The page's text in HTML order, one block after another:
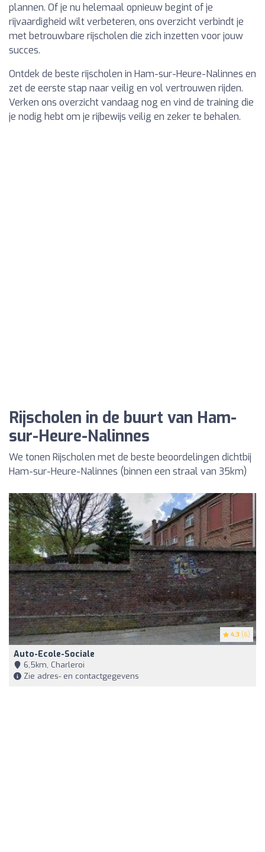
plannen. Of je nu helemaal opnieuw begint of je
rijvaardigheid wilt verbeteren, ons overzicht verbindt je
met betrouwbare rijscholen die zich inzetten voor jouw
succes.
Ontdek de beste rijscholen in Ham-sur-Heure-Nalinnes en
zet de eerste stap naar veilig en vol vertrouwen rijden.
Verken ons overzicht vandaag nog en vind de training die
je nodig hebt om je rijbewijs veilig en zeker te behalen.
Rijscholen in de buurt van Ham-
sur-Heure-Nalinnes
We tonen Rijscholen met de beste beoordelingen dichtbij
Ham-sur-Heure-Nalinnes (binnen een straal van 35km)
4.3 (6)
Auto-Ecole-Sociale
6,5km, Charleroi
Zie adres- en contactgegevens